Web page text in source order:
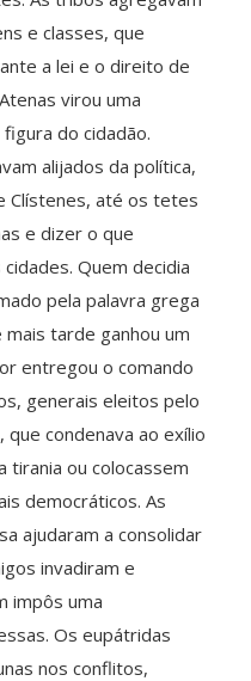
e classes, que
a lei e o direito de
virou uma
do cidadão.
alijados da política,
Clístenes, até os tetes
e dizer o que
Quem decidia
pela palavra grega
mais tarde ganhou um
entregou o comando
generais eleitos pelo
condenava ao exílio
tirania ou colocassem
democráticos. As
ajudaram a consolidar
invadiram e
impôs uma
Os eupátridas
nos conflitos,